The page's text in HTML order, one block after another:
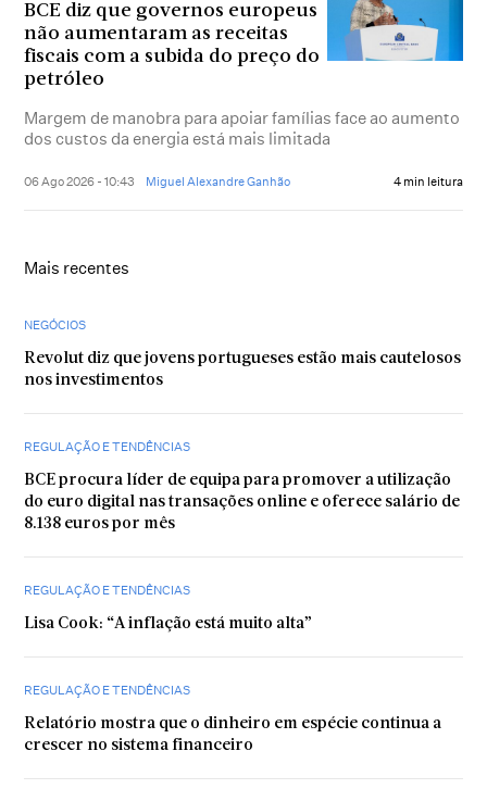
BCE diz que governos europeus
não aumentaram as receitas
fiscais com a subida do preço do
petróleo
Margem de manobra para apoiar famílias face ao aumento
dos custos da energia está mais limitada
06 Ago 2026 - 10:43 Miguel Alexandre Ganhão 4 min leitura
Mais recentes
NEGÓCIOS
Revolut diz que jovens portugueses estão mais cautelosos
nos investimentos
REGULAÇÃO E TENDÊNCIAS
BCE procura líder de equipa para promover a utilização
do euro digital nas transações online e oferece salário de
8.138 euros por mês
REGULAÇÃO E TENDÊNCIAS
Lisa Cook: “A inflação está muito alta”
REGULAÇÃO E TENDÊNCIAS
Relatório mostra que o dinheiro em espécie continua a
crescer no sistema financeiro